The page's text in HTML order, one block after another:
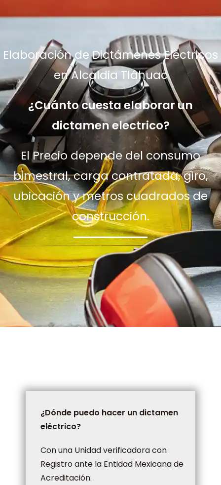
Elaboración de Dictámenes Eléctricos
en Alcaldia Tláhuac
¿Cuánto cuesta elaborar un
dictamen electrico?
El Precio depende del consumo
bimestral, carga contratada, giro,
ubicación y metros cuadrados de
construcción.
¿Dónde puedo hacer un dictamen
eléctrico?
Con una Unidad verificadora con
Registro ante la Entidad Mexicana de
Acreditación.